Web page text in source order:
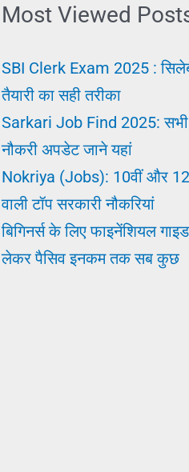
Most Viewed
SBI Clerk Exam 2025 :
तैयारी का सही तरीका
Sarkari Job Find 2025:
नौकरी अपडेट जाने यहां
Nokriya (Jobs): 10वीं और
वाली टॉप सरकारी नौकरियां
बिगिनर्स के लिए फाइनेंशियल
लेकर पैसिव इनकम तक सब कुछ